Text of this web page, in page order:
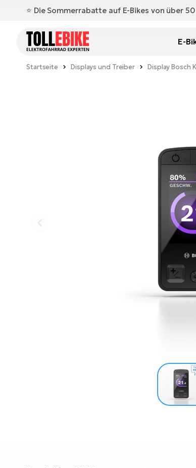
⭐️ Die Sommerrabatte auf E-Bikes von über
E-
Startseite Displays und Treiber Display Bosch